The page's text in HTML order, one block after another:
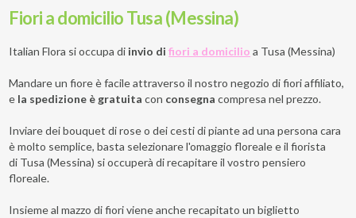
Fiori a domicilio Tusa (Messina)
Italian Flora si occupa di invio difiori a domicilio a Tusa (Messina)
Mandare un fiore è facile attraverso il nostro negozio di fiori affiliato,
e la spedizione è gratuita con consegna compresa nel prezzo.
Inviare dei bouquet di rose o dei cesti di piante ad una persona cara
è molto semplice, basta selezionare l'omaggio floreale e il fiorista
di Tusa (Messina) si occuperà di recapitare il vostro pensiero
floreale.
Insieme al mazzo di fiori viene anche recapitato un biglietto